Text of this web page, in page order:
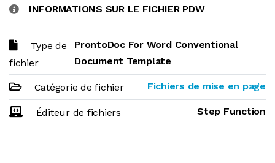
INFORMATIONS SUR LE FICHIER PDW
Type de
fichier
ProntoDoc For Word Conventional
Document Template
Catégorie de fichier Fichiers de mise en page
Éditeur de fichiers Step Function